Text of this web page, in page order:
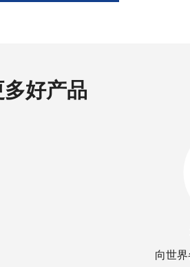
多好产品
向世